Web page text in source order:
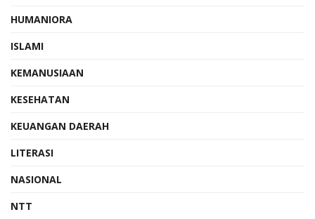
HUMANIORA
ISLAMI
KEMANUSIAAN
KESEHATAN
KEUANGAN DAERAH
LITERASI
NASIONAL
NTT